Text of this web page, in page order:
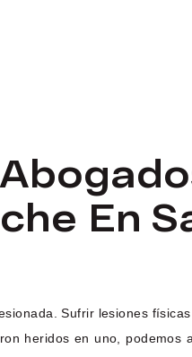
En
Sufrir lesiones
heridos en uno, podemos